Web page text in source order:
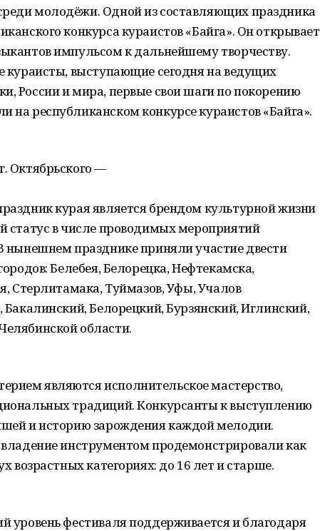
молодёжи. Одной из составляющих праздника
конкурса кураистов «Байга». Он открывает
импульсом к дальнейшему творчеству.
кураисты, выступающие сегодня на ведущих
России и мира, первые свои шаги по покорению
на респуб­ликанском конкурсе кураистов «Байга».
Октябрьского —
курая является брендом культурной жизни
статус в числе проводимых мероприятий
нынешнем празднике приняли участие двести
Белебея, Белорецка, Нефтекамска,
Стерлитамака, Туймазов, Уфы, Учалов
Белорецкий, Бурзянский, Иглинский,
области.
являются исполнительское мастерство,
традиций. Конкурсанты к выступлению
и историю зарождения каждой мелодии.
инструментом продемонстрировали как
возрастных категориях: до 16 лет и старше.
уровень фестиваля поддерживается и благодаря